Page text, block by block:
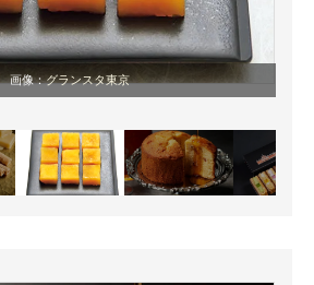
画像：グランスタ東京